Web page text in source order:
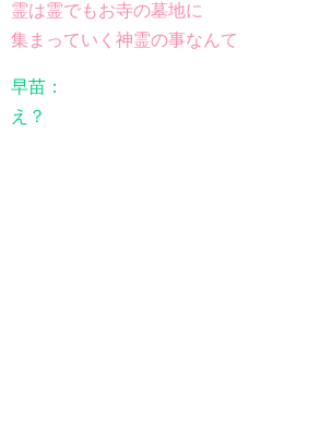
霊は霊でもお寺の墓地に
集まっていく神霊の事なんて
早苗：
え？